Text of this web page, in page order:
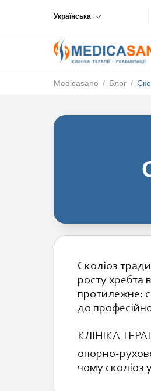
Українська
Medicasano / Блог /
Сколіоз
росту хребта
протилежне:
до
КЛІНІКА
опорно-
чому сколіоз